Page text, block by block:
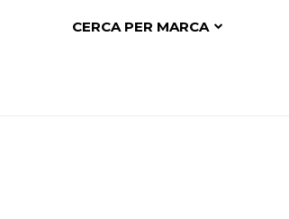
CERCA PER MARCA